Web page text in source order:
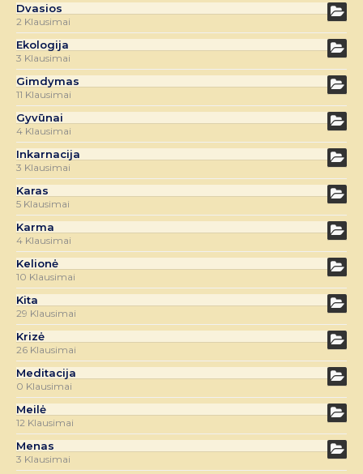
Dvasios
2 Klausimai
Ekologija
3 Klausimai
Gimdymas
11 Klausimai
Gyvūnai
4 Klausimai
Inkarnacija
3 Klausimai
Karas
5 Klausimai
Karma
4 Klausimai
Kelionė
10 Klausimai
Kita
29 Klausimai
Krizė
26 Klausimai
Meditacija
0 Klausimai
Meilė
12 Klausimai
Menas
3 Klausimai